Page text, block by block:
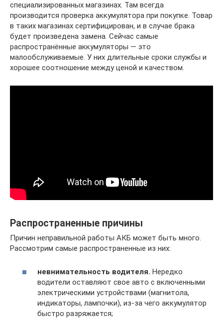
специализированных магазинах. Там всегда
производится проверка аккумулятора при покупке. Товар
в таких магазинах сертифицирован, и в случае брака
будет произведена замена. Сейчас самые
распространённые аккумуляторы — это
малообслуживаемые. У них длительные сроки службы и
хорошее соотношение между ценой и качеством.
Распространенные причины
Причин неправильной работы АКБ может быть много.
Рассмотрим самые распространенные из них:
невнимательность водителя. Нередко
водители оставляют свое авто с включенными
электрическими устройствами (магнитола,
индикаторы, лампочки), из-за чего аккумулятор
быстро разряжается;